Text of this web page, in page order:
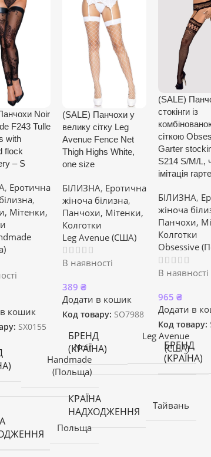
Noir
F243 Tulle
with
flock
– S
, Еротична
,
Мітенки,
кошик
SX0155
Noir
Handmade
(Польща)
Польща
(SALE) Панчохи у
велику сітку Leg
Avenue Fence Net
Thigh Highs White,
one size
БІЛИЗНА, Еротична
жіноча білизна,
Панчохи, Мітенки,
Колготки
Leg Avenue (США)
В наявності
389 ₴
Додати в кошик
Код товару: SO7988
БРЕНД
(КРАЇНА)
Leg Avenue
(США)
КРАЇНА
НАДХОДЖЕННЯ
Тайвань
(SALE)
стокінги із
сіткою
Garter
S214 S/M/L,
імітація гарте
БІЛИЗНА,
жіноча
Панчохи,
Колготки
Obsessive
В наявності
965 ₴
Додати в
Код товару:
БРЕНД
(КРАЇНА)